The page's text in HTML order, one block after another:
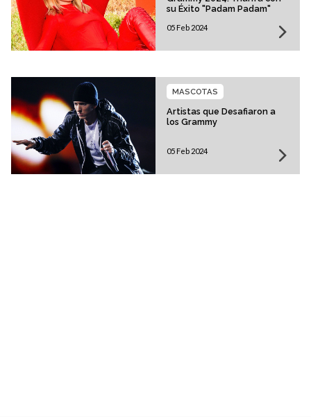
su Éxito "Padam Padam"
05 Feb 2024
Artistas que Desafiaron a
los Grammy
MASCOTAS
05 Feb 2024